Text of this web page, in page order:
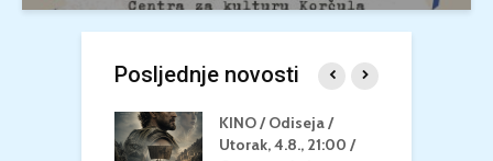
Posljednje novosti
KINO / Odiseja /
Utorak, 4.8., 21:00 /